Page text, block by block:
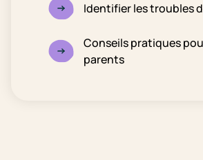
Identifier les troubles
Conseils pratiques
parents